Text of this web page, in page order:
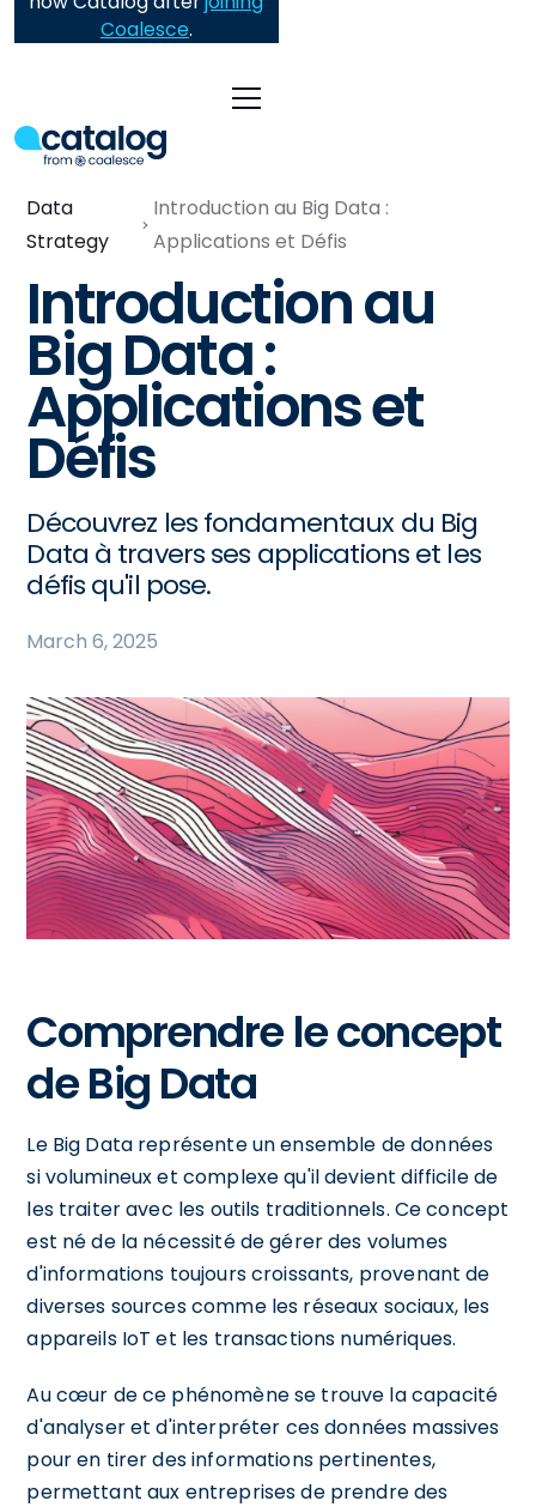
Coalesce.
Data
Strategy
Introduction au Big Data :
Applications et Défis
Introduction au
Big Data :
Applications et
Défis
Découvrez les fondamentaux du Big
Data à travers ses applications et les
défis qu'il pose.
March 6, 2025
Comprendre le concept
de Big Data
Le Big Data représente un ensemble de données
si volumineux et complexe qu'il devient difficile de
les traiter avec les outils traditionnels. Ce concept
est né de la nécessité de gérer des volumes
d'informations toujours croissants, provenant de
diverses sources comme les réseaux sociaux, les
appareils IoT et les transactions numériques.
Au cœur de ce phénomène se trouve la capacité
d'analyser et d'interpréter ces données massives
pour en tirer des informations pertinentes,
permettant aux entreprises de prendre des